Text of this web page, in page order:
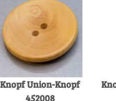
Knopf Union-Knopf
452008